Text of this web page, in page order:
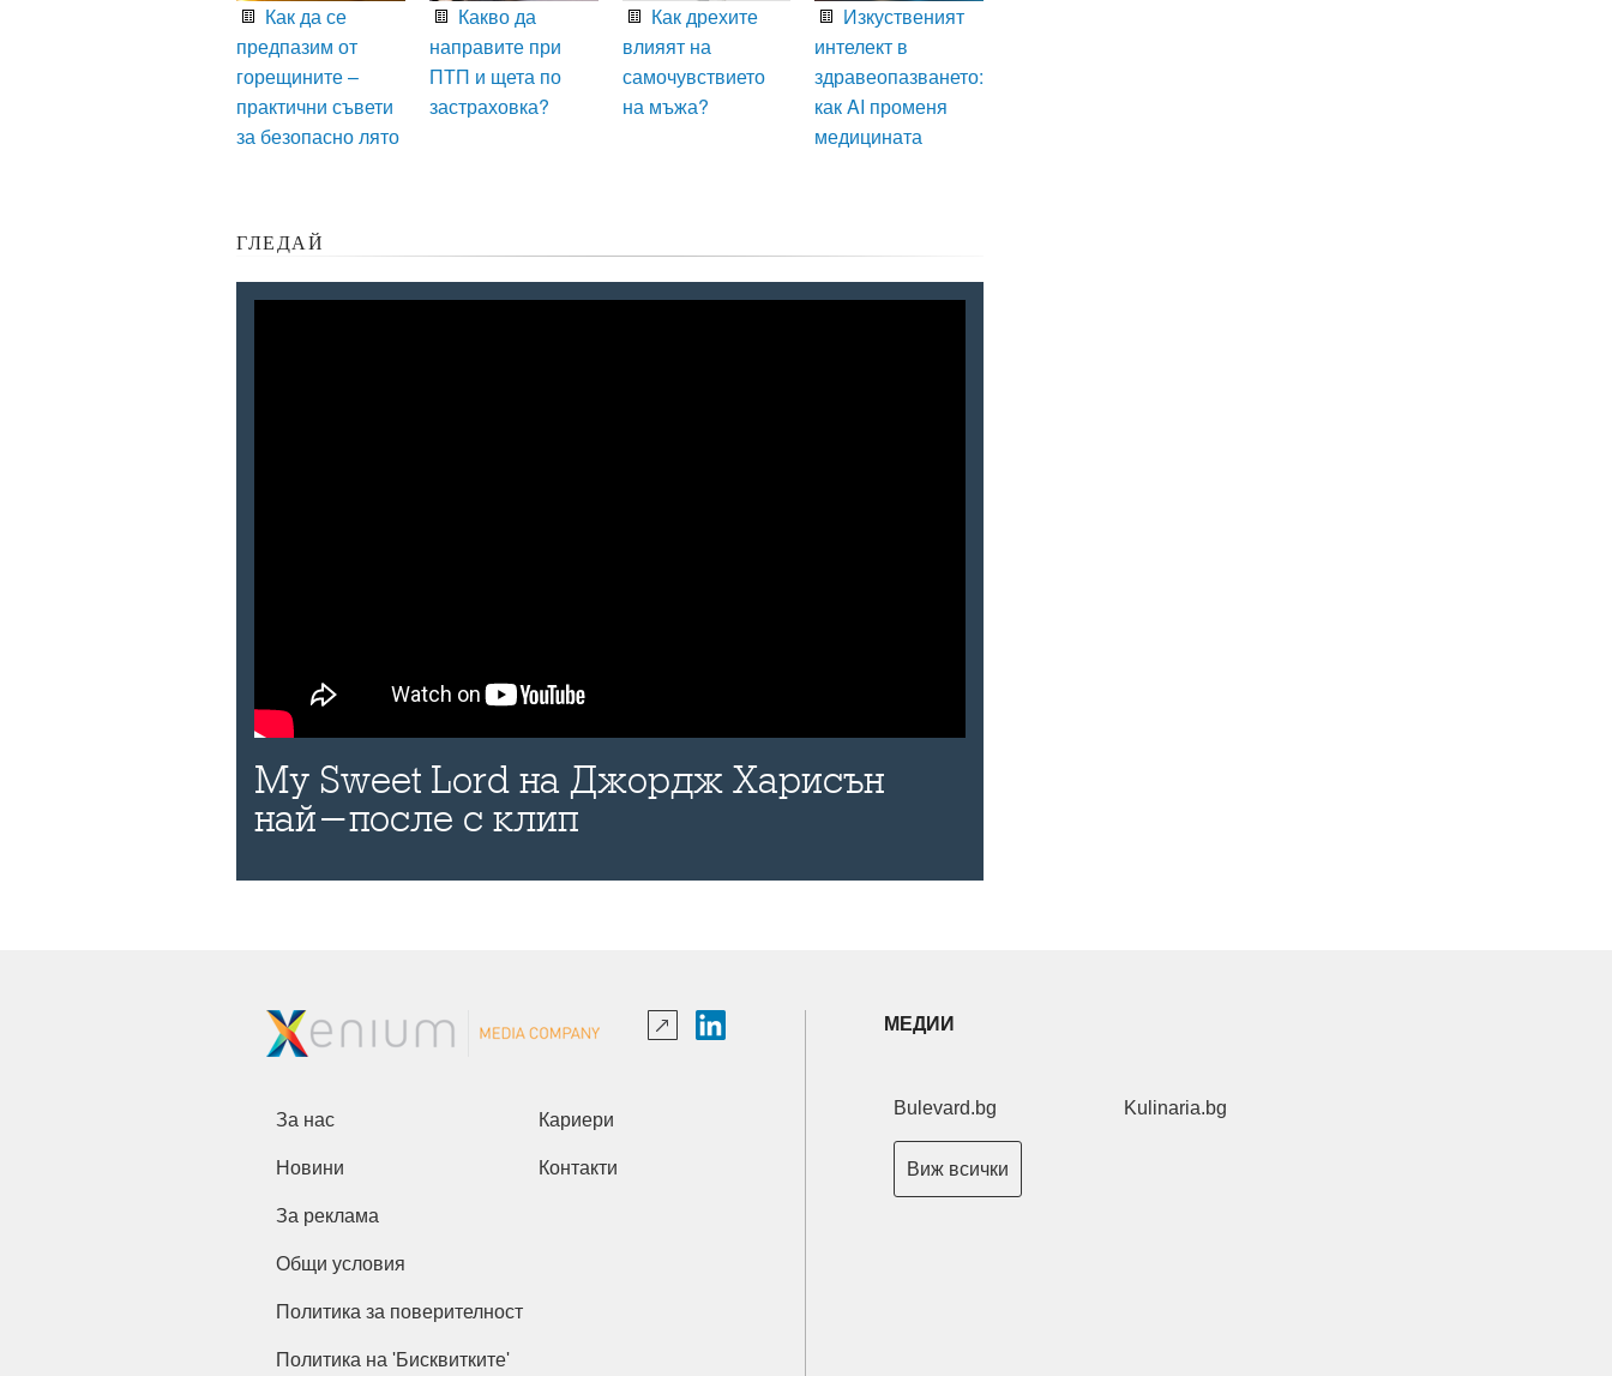
Как да се
предпазим от
горещините –
практични съвети
за безопасно лято
Какво да
направите при
ПТП и щета по
застраховка?
Как дрехите
влияят на
самочувствието
на мъжа?
Изкуственият
интелект в
здравеопазването:
как AI променя
медицината
ГЛЕДАЙ
My Sweet Lord на Джордж Харисън
най-после с клип
За нас Кариери
Новини Контакти
За реклама
Общи условия
Политика за поверителност
Политика на 'Бисквитките'
МЕДИИ
Bulevard.bg Kulinaria.bg
Виж всички